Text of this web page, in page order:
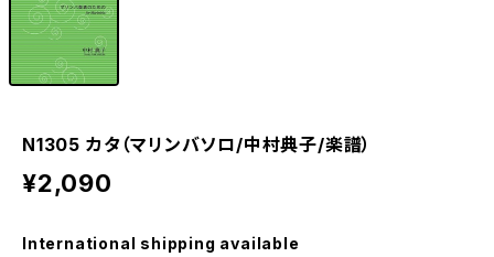
N1305 カタ（マリンバソロ/中村典子/楽譜）
¥2,090
International shipping available